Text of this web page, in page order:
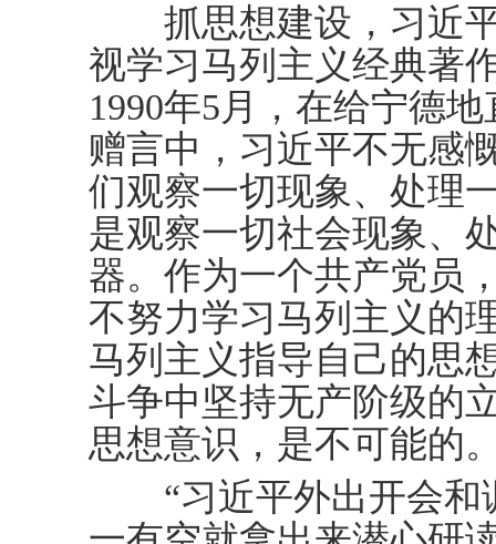
抓思想建设，习近平
视学习马列主义经典著
1990年5月，在给宁德
赠言中，习近平不无感
们观察一切现象、处理
是观察一切社会现象、
器。作为一个共产党员
不努力学习马列主义的
马列主义指导自己的思
斗争中坚持无产阶级的
思想意识，是不可能的
“习近平外出开会和